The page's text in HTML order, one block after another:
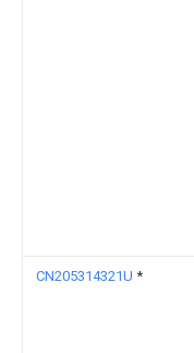
CN205314321U *